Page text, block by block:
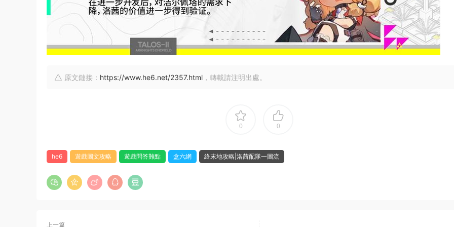
原文鏈接： https://www.he6.net/2357.html ，轉載請注明出處。
0 0
he6 遊戲圖文攻略 遊戲問答難點 盒六網 終末地攻略|洛茜配隊一圖流
上一篇